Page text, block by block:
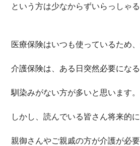
という方は少なからずいらっしゃる
医療保険はいつも使っているため
介護保険は、ある日突然必要になる
馴染みがない方が多いと思います。
しかし、読んでいる皆さん将来的
親御さんやご親戚の方が介護が必